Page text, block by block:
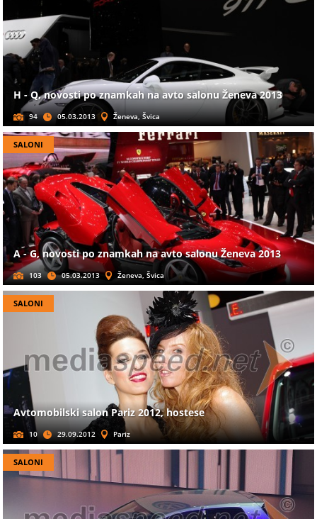
H - Q, novosti po znamkah na avto salonu Ženeva 2013
94 05.03.2013 Ženeva, Švica
SALONI
A - G, novosti po znamkah na avto salonu Ženeva 2013
103 05.03.2013 Ženeva, Švica
SALONI
Avtomobilski salon Pariz 2012, hostese
10 29.09.2012 Pariz
SALONI